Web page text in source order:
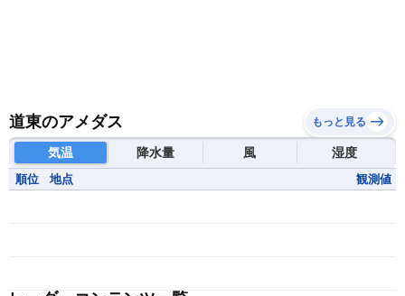
道東のアメダス もっと見る
気温 降水量 風 湿度
順位 地点 観測値